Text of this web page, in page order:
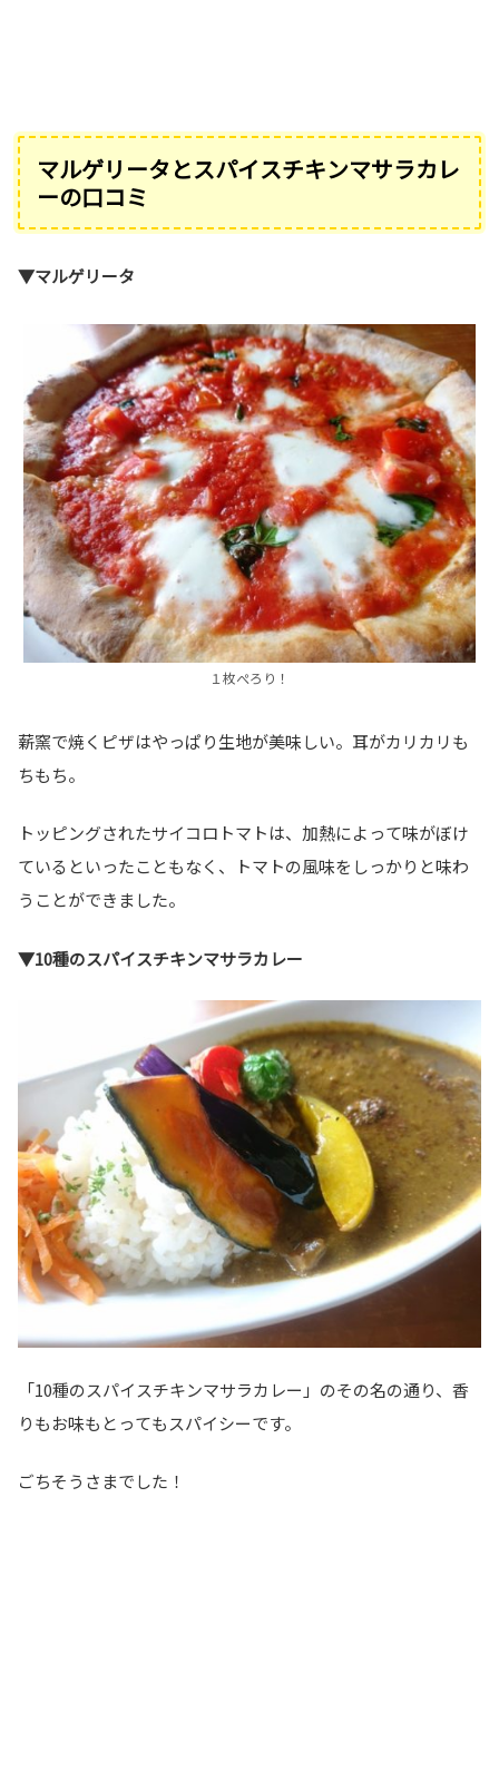
マルゲリータとスパイスチキンマサラカレ
ーの口コミ
▼マルゲリータ
１枚ぺろり！
薪窯で焼くピザはやっぱり生地が美味しい。耳がカリカリも
ちもち。
トッピングされたサイコロトマトは、加熱によって味がぼけ
ているといったこともなく、トマトの風味をしっかりと味わ
うことができました。
▼10種のスパイスチキンマサラカレー
「10種のスパイスチキンマサラカレー」のその名の通り、香
りもお味もとってもスパイシーです。
ごちそうさまでした！